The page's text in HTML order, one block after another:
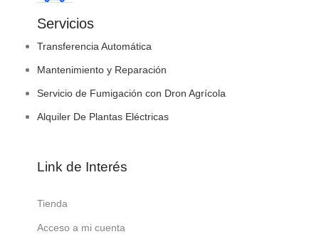
Servicios
Transferencia Automática
Mantenimiento y Reparación
Servicio de Fumigación con Dron Agrícola
Alquiler De Plantas Eléctricas
Link de Interés
Tienda
Acceso a mi cuenta